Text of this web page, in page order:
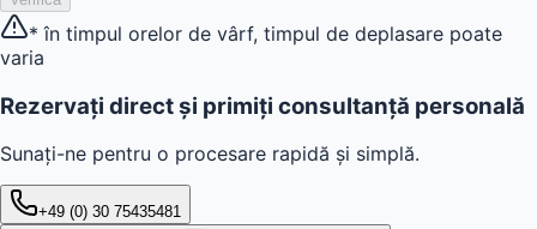
* în timpul orelor de vârf, timpul de deplasare poate
varia
Rezervați direct și primiți consultanță personală
Sunați-ne pentru o procesare rapidă și simplă.
+49 (0) 30 75435481